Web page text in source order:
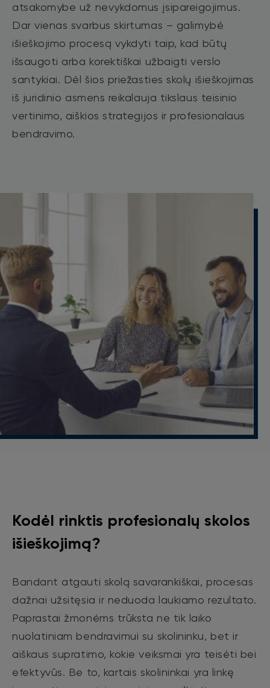
atsakomybe už nevykdomus įsipareigojimus.
Dar vienas svarbus skirtumas – galimybė
išieškojimo procesą vykdyti taip, kad būtų
išsaugoti arba korektiškai užbaigti verslo
santykiai. Dėl šios priežasties skolų išieškojimas
iš juridinio asmens reikalauja tikslaus teisinio
vertinimo, aiškios strategijos ir profesionalaus
bendravimo.
Kodėl rinktis profesionalų skolos
išieškojimą?
Bandant atgauti skolą savarankiškai, procesas
dažnai užsitęsia ir neduoda laukiamo rezultato.
Paprastai žmonėms trūksta ne tik laiko
nuolatiniam bendravimui su skolininku, bet ir
aiškaus supratimo, kokie veiksmai yra teisėti bei
efektyvūs. Be to, kartais skolininkai yra linkę